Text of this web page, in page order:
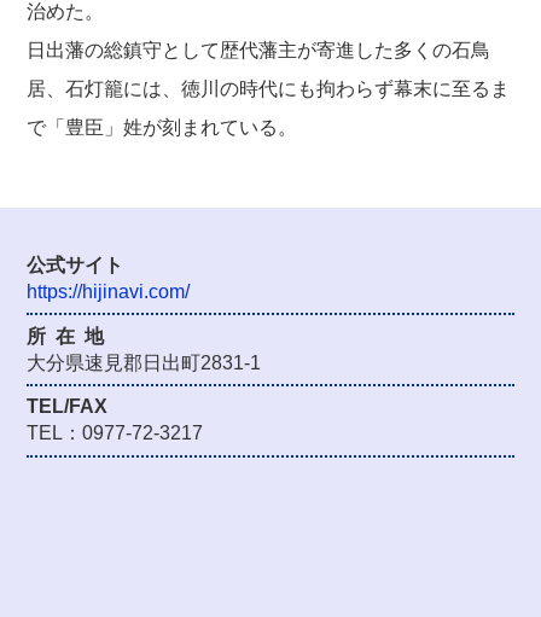
治めた。
日出藩の総鎮守として歴代藩主が寄進した多くの石鳥
居、石灯籠には、徳川の時代にも拘わらず幕末に至るま
で「豊臣」姓が刻まれている。
公式サイト
https://hijinavi.com/
所在地
大分県速見郡日出町2831-1
TEL/FAX
TEL：0977-72-3217